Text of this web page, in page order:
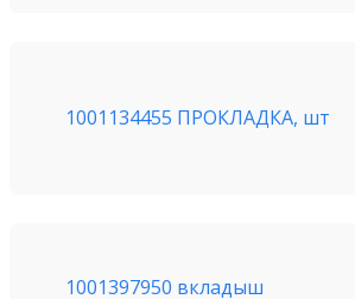
1001134455 ПРОКЛАДКА, шт
1001397950 вкладыш